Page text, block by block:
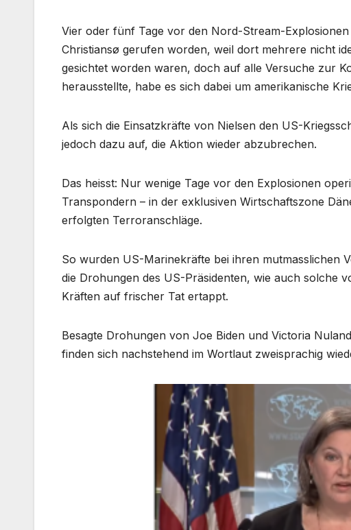
Vier oder fünf Tage vor den Nord-Stream-
Christiansø gerufen worden, weil dort mehrere nicht
gesichtet worden waren, doch auf alle Versuche zur
herausstellte, habe es sich dabei um amerikanische
Als sich die Einsatzkräfte von Nielsen den US-
jedoch dazu auf, die Aktion wieder abzubrechen.
Das heisst: Nur wenige Tage vor den Explosionen
Transpondern – in der exklusiven Wirtschaftszone
erfolgten Terroranschläge.
So wurden US-Marinekräfte bei ihren mutmasslichen
die Drohungen des US-Präsidenten, wie auch solche
Kräften auf frischer Tat ertappt.
Besagte Drohungen von Joe Biden und Victoria Nuland
finden sich nachstehend im Wortlaut zweisprachig